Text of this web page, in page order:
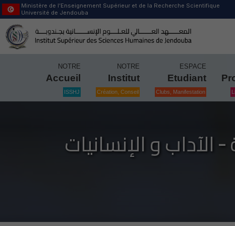
Ministère de l’Enseignement Supérieur et de la Recherche Scientifique
Université de Jendouba
NOTRE
Accueil
ISSHJ
NOTRE
Institut
Création, Conseil
ESPACE
Etudiant
Clubs, Manifestation
الآداب و الإنسانيات